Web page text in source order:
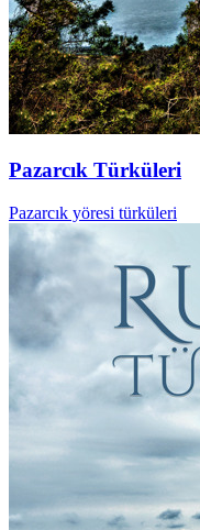
Pazarcık Türküleri
Pazarcık yöresi türküleri